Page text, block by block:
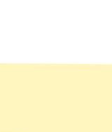
號 台北市中正區濟南
應徵方式（採